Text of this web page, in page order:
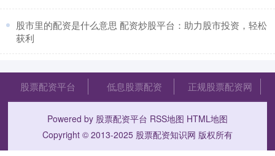
​股市里的配资是什么意思 配资炒股平台：助力股市投资，轻松
获利
股票配资平台 低息股票配资 正规股票配资网
Powered by 股票配资平台 RSS地图 HTML地图
Copyright © 2013-2025 股票配资知识网 版权所有